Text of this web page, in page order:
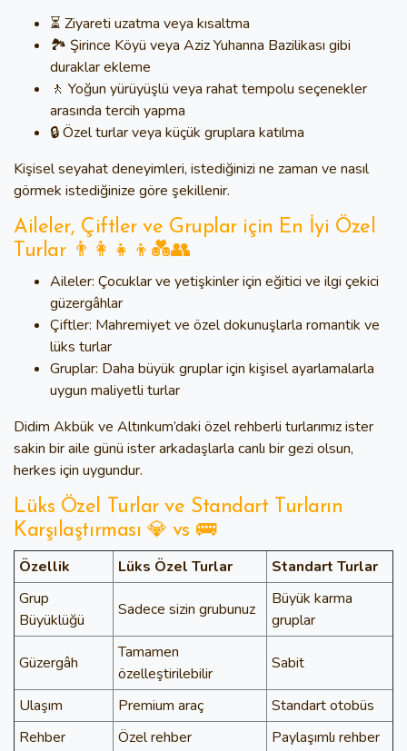
⏳ Ziyareti uzatma veya kısaltma
🏞️ Şirince Köyü veya Aziz Yuhanna Bazilikası gibi
duraklar ekleme
🚶 Yoğun yürüyüşlü veya rahat tempolu seçenekler
arasında tercih yapma
🔒 Özel turlar veya küçük gruplara katılma
Kişisel seyahat deneyimleri, istediğinizi ne zaman ve nasıl
görmek istediğinize göre şekillenir.
Aileler, Çiftler ve Gruplar için En İyi Özel
Turlar 👨‍👩‍👧‍👦💑👥
Aileler: Çocuklar ve yetişkinler için eğitici ve ilgi çekici
güzergâhlar
Çiftler: Mahremiyet ve özel dokunuşlarla romantik ve
lüks turlar
Gruplar: Daha büyük gruplar için kişisel ayarlamalarla
uygun maliyetli turlar
Didim Akbük ve Altınkum’daki özel rehberli turlarımızister
sakin bir aile günü ister arkadaşlarla canlı bir gezi olsun,
herkes için uygundur.
Lüks Özel Turlar ve Standart Turların
Karşılaştırması 💎 vs 🚌
Özellik Lüks Özel Turlar
Standart Turlar
Grup
Büyüklüğü
Sadece sizin grubunuz
Büyük karma
gruplar
Güzergâh
Tamamen
özelleştirilebilir
Sabit
Ulaşım Premium araç
Standart otobüs
Rehber
Özel rehber
Paylaşımlı rehber